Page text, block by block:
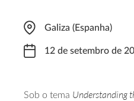
Galiza (Espanha)
12 de setembro de
Sob o tema Understanding